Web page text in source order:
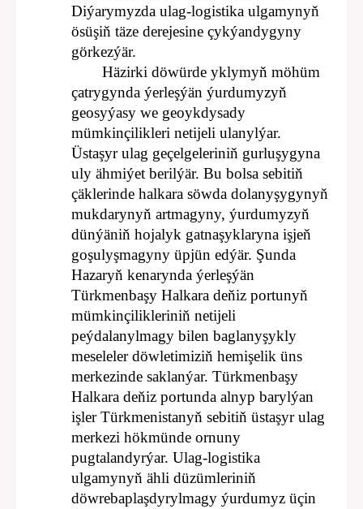
Diýarymyzda ulag-logistika ulgamynyň
ösüşiň täze derejesine çykýandygyny
görkezýär.
Häzirki döwürde yklymyň möhüm
çatrygynda ýerleşýän ýurdumyzyň
geosyýasy we geoykdysady
mümkinçilikleri netijeli ulanylýar.
Üstaşyr ulag geçelgeleriniň gurluşygyna
uly ähmiýet berilýär. Bu bolsa sebitiň
çäklerinde halkara söwda dolanyşygynyň
mukdarynyň artmagyny, ýurdumyzyň
dünýäniň hojalyk gatnaşyklaryna işjeň
goşulyşmagyny üpjün edýär. Şunda
Hazaryň kenarynda ýerleşýän
Türkmenbaşy Halkara deňiz portunyň
mümkinçilikleriniň netijeli
peýdalanylmagy bilen baglanyşykly
meseleler döwletimiziň hemişelik üns
merkezinde saklanýar. Türkmenbaşy
Halkara deňiz portunda alnyp barylýan
işler Türkmenistanyň sebitiň üstaşyr ulag
merkezi hökmünde ornuny
pugtalandyrýar. Ulag-logistika
ulgamynyň ähli düzümleriniň
döwrebaplaşdyrylmagy ýurdumyz üçin